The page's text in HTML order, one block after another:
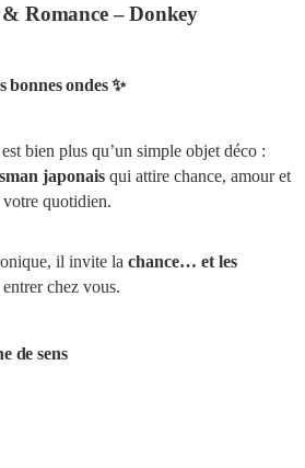
Romance – Donkey
bonnes ondes ✨
est bien plus qu’un simple objet déco :
japonais qui attire chance, amour et
quotidien.
il invite la chance… et les
entrer chez vous.
de sens